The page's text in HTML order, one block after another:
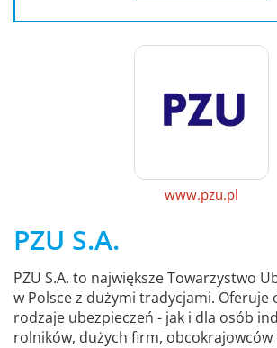
www.pzu.pl
PZU S.A.
PZU S.A. to największe Towarzystwo
w Polsce z dużymi tradycjami. Oferuje
rodzaje ubezpieczeń - jak i dla osób
rolników, dużych firm, obcokrajowców